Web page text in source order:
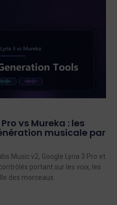
vs Mureka : les
musicale par
Music v2, Google Lyria 3 Pro et
portant sur les voix, les
des morceaux.